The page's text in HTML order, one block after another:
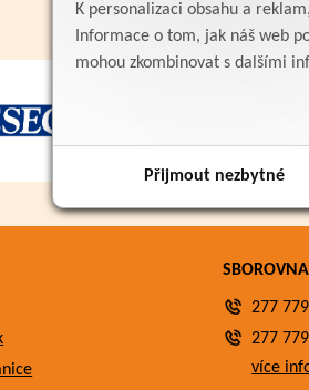
K personalizaci obsahu a
Informace o tom, jak náš web
mohou zkombinovat s dalšími
Přijmout nezbytné
SBOROVNA
277
277
více